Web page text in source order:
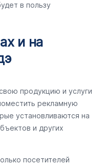
в пользу
и на
продукцию и услуги
рекламную
установливаются на
и других
посетителей